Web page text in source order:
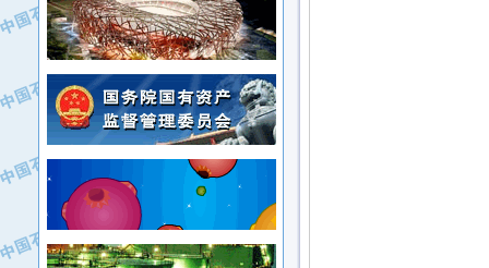
·正泰集团
·华北油田科达开发有限公司
·中石化西南石油局井下工程处
·大庆油田石油专用设备有限公司
·江苏丹化集团有限责任公司
·中核苏阀科技实业股份有限公司
·山特电子（深圳）有限公司
·常州市中兴石油化工助剂有限公司
·姜堰市三联助剂有限公司
·中国石化茂名石化分公司
·中国石油大港油田分公司
·中油油气勘探软件国家工程研究中心
·西安长庆钻宇集团咸阳石化有限公司
·新疆新冠控制系统工程有限公司
·新疆安维消防设施器材有限公司